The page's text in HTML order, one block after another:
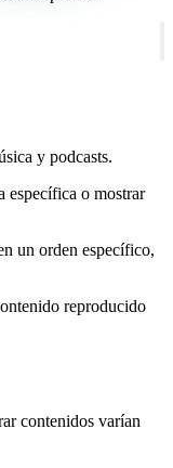
y podcasts.
específica o mostrar
un orden específico,
reproducido
contenidos varían